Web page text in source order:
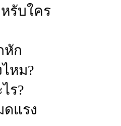
รับใคร
หัก
หม?
ร?
ดแรง